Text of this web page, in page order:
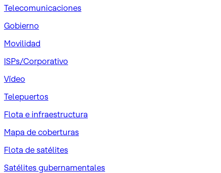
Telecomunicaciones
Gobierno
Movilidad
ISPs/Corporativo
Vídeo
Telepuertos
Flota e infraestructura
Mapa de coberturas
Flota de satélites
Satélites gubernamentales